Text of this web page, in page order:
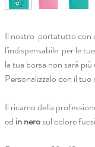
Il nostro portatutto con
l'indispensabile per le
la tua borsa non sarà
Personalizzalo con il
Il ricamo della
ed in nerosul colore